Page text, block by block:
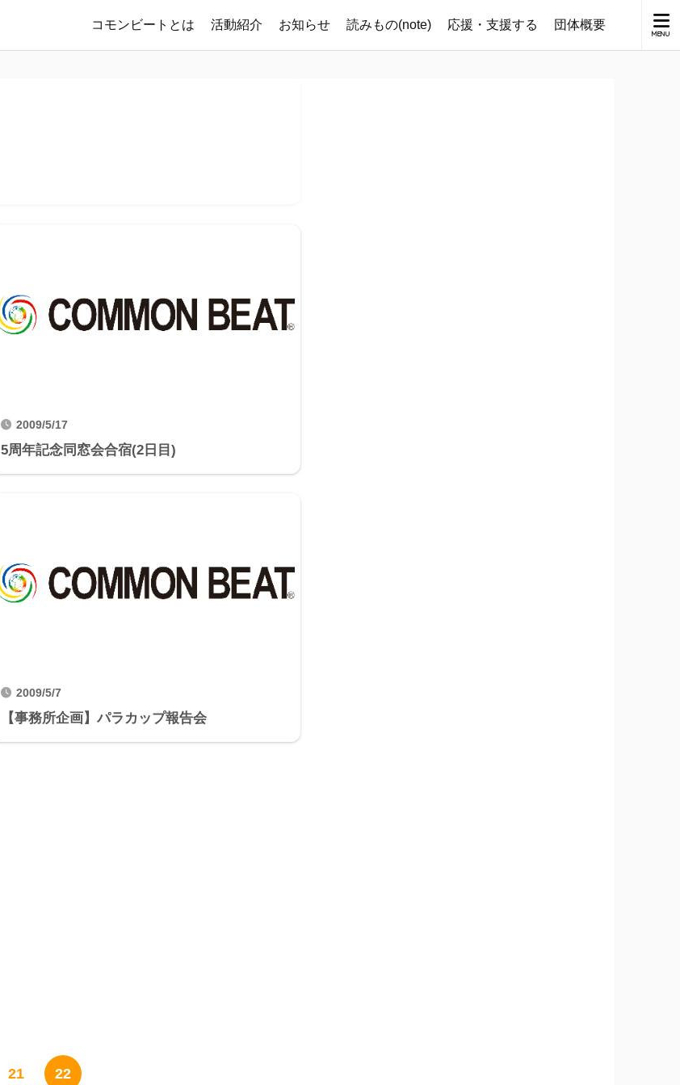
コモンビートとは 活動紹介 お知らせ 読みもの(note) 応援・支援する 団体概要
2009/5/17
5周年記念同窓会合宿(2日目)
2009/5/7
【事務所企画】パラカップ報告会
21 22